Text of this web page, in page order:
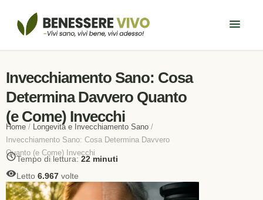
Invecchiamento Sano: Cosa
Determina Davvero Quanto
(e Come) Invecchi
Home / Longevità e Invecchiamento Sano /
Invecchiamento Sano: Cosa Determina Davvero
Quanto (e Come) Invecchi
Tempo di lettura:22 minuti
Letto 6.967 volte